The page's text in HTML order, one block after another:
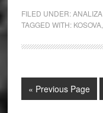
FILED UNDER:ANALIZA
TAGGED WITH: KOSOVA,
« Previous Page